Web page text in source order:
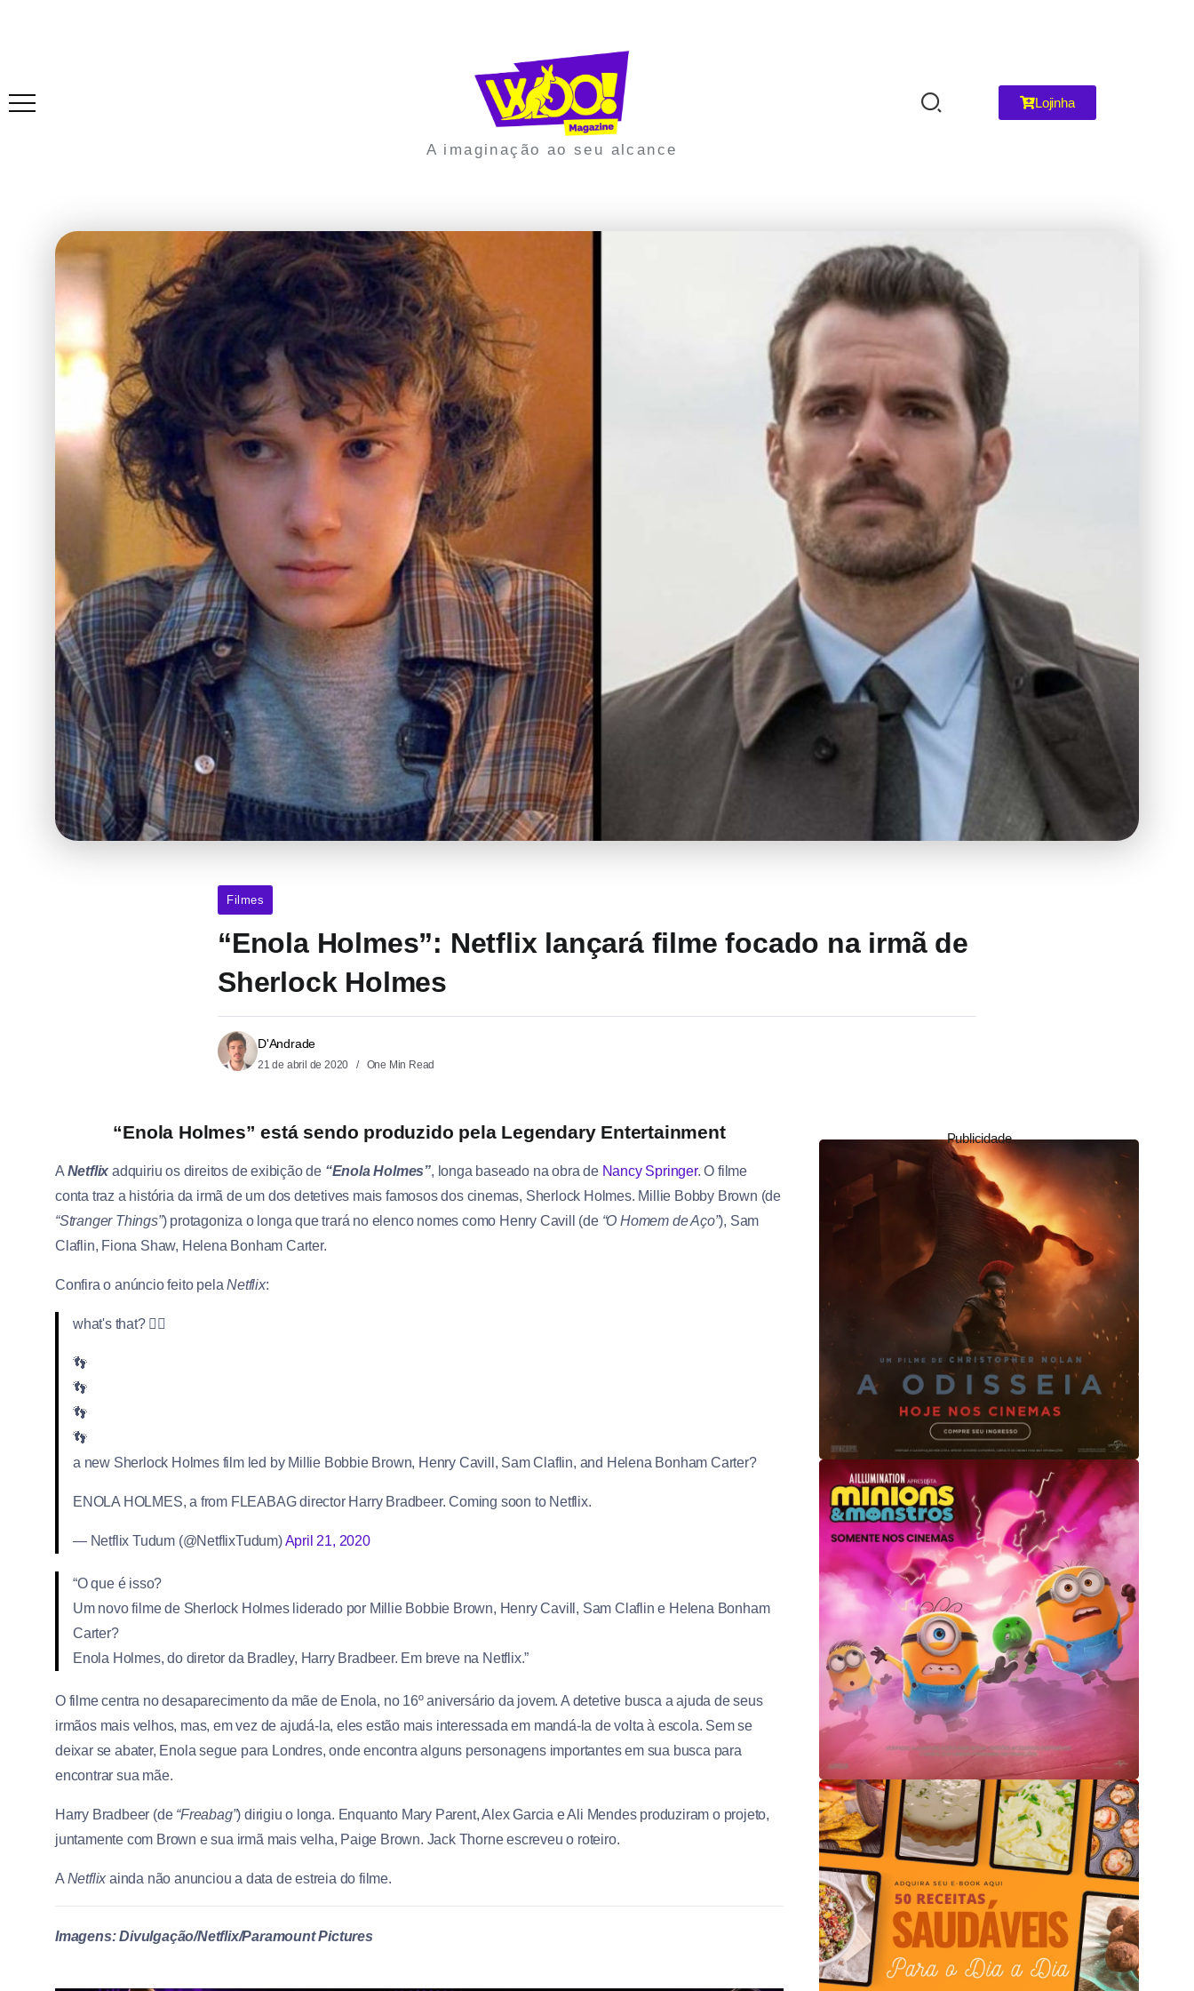
A imaginação ao seu alcance
Lojinha
Filmes
“Enola Holmes”: Netflix lançará filme focado na irmã de
Sherlock Holmes
D'Andrade
21 de abril de 2020 One Min Read
“Enola Holmes” está sendo produzido pela Legendary Entertainment
A Netflix adquiriu os direitos de exibição de “Enola Holmes”, longa baseado na obra de Nancy Springer. O filme
conta traz a história da irmã de um dos detetives mais famosos dos cinemas, Sherlock Holmes. Millie Bobby Brown (de
“Stranger Things”) protagoniza o longa que trará no elenco nomes como Henry Cavill (de “O Homem de Aço”), Sam
Claflin, Fiona Shaw, Helena Bonham Carter.
Confira o anúncio feito pelaNetflix:
what's that? 🕵🏻
👣
👣
👣
👣
a new Sherlock Holmes film led by Millie Bobbie Brown, Henry Cavill, Sam Claflin, and Helena Bonham Carter?
ENOLA HOLMES, a from FLEABAG director Harry Bradbeer. Coming soon to Netflix.
— Netflix Tudum (@NetflixTudum)April 21, 2020
“O que é isso?
Um novo filme de Sherlock Holmes liderado por Millie Bobbie Brown, Henry Cavill, Sam Claflin e Helena Bonham
Carter?
Enola Holmes, do diretor da Bradley, Harry Bradbeer. Em breve na Netflix.”
O filme centra no desaparecimento da mãe de Enola, no 16º aniversário da jovem. A detetive busca a ajuda de seus
irmãos mais velhos, mas, em vez de ajudá-la, eles estão mais interessada em mandá-la de volta à escola. Sem se
deixar se abater, Enola segue para Londres, onde encontra alguns personagens importantes em sua busca para
encontrar sua mãe.
Harry Bradbeer (de“Freabag”) dirigiu o longa. Enquanto Mary Parent, Alex Garcia e Ali Mendes produziram o projeto,
juntamente com Brown e sua irmã mais velha, Paige Brown. Jack Thorne escreveu o roteiro.
A Netflixainda não anunciou a data de estreia do filme.
Imagens: Divulgação/Netflix/Paramount Pictures
Publicidade